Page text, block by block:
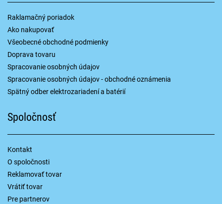
Raklamačný poriadok
Ako nakupovať
Všeobecné obchodné podmienky
Doprava tovaru
Spracovanie osobných údajov
Spracovanie osobných údajov - obchodné oznámenia
Spätný odber elektrozariadení a batérií
Spoločnosť
Kontakt
O spoločnosti
Reklamovať tovar
Vrátiť tovar
Pre partnerov